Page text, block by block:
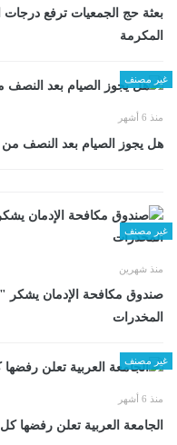
بعثة حج الجمعيات ترفع
المكرمة
غير مصنف
منذ 6 أشهر
هل يجوز الصيام بعد النصف من
غير مصنف
منذ شهرين
صندوق مكافحة الإدمان يشكر
المخدرات
غير مصنف
منذ 6 أشهر
الجامعة العربية تعلن رفضها